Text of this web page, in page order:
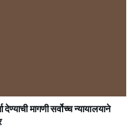
देण्याची मागणी सर्वोच्च न्यायालयाने